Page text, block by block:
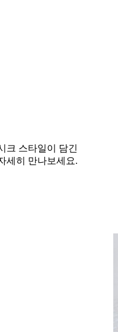
크 스타일이 담긴
세히 만나보세요.